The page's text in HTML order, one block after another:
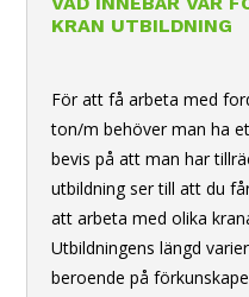
KRAN UTBILDNING
För att få arbeta med
ton/m behöver man ha
bevis på att man har
utbildning ser till att du
att arbeta med olika
Utbildningens längd
beroende på